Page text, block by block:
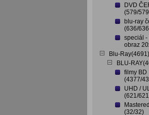
DVD
(579/
blu-ray
(636/
speciál -
obraz
Blu-Ray(4691)
BLU-
filmy BD
(4377/
UHD /
(621/
(32/32)